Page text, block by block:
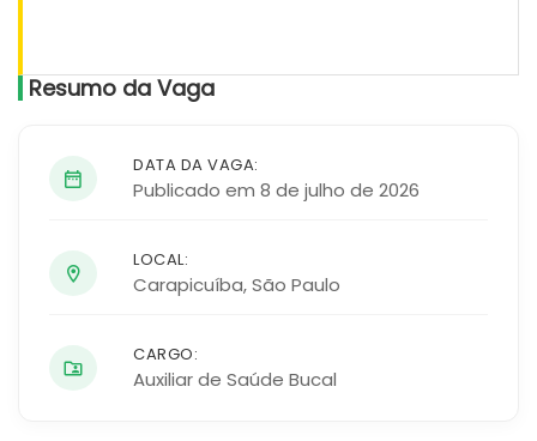
Resumo da Vaga
DATA DA VAGA:
Publicado em 8 de julho de 2026
LOCAL:
Carapicuíba,São Paulo
CARGO:
Auxiliar de Saúde Bucal